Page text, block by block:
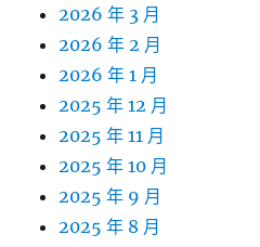
2026 年 3 月
2026 年 2 月
2026 年 1 月
2025 年 12 月
2025 年 11 月
2025 年 10 月
2025 年 9 月
2025 年 8 月